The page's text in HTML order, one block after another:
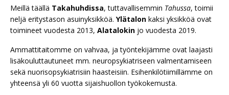
Meillä täällä Takahuhdissa, tuttavallisemmin Tahussa, toimii
neljä eritystason asuinyksikköä. Ylätalon kaksi yksikköä ovat
toimineet vuodesta 2013, Alatalokin jo vuodesta 2019.
Ammattitaitomme on vahvaa, ja työntekijämme ovat laajasti
lisäkouluttautuneet mm. neuropsykiatriseen valmentamiseen
sekä nuorisopsykiatrisiin haasteisiin. Esihenkilötiimillämme on
yhteensä yli 60 vuotta sijaishuollon työkokemusta.